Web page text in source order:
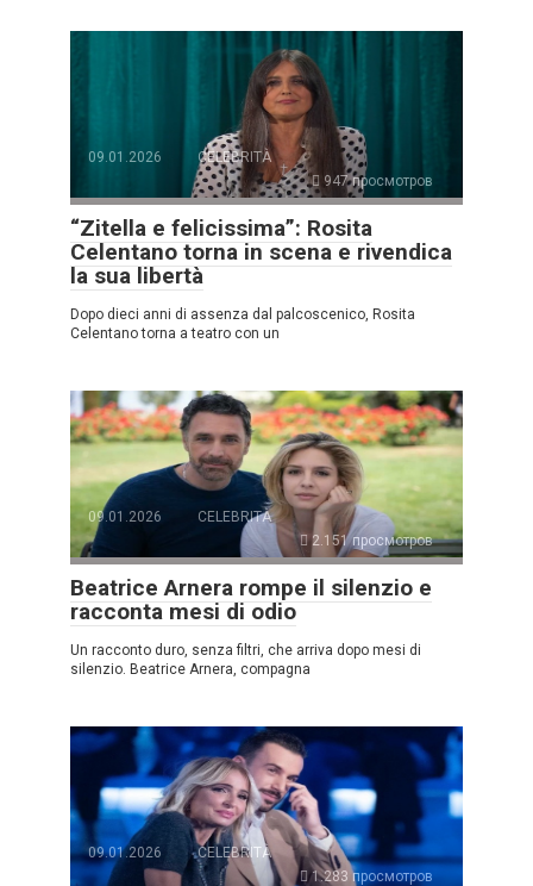
09.01.2026
CELEBRITÀ
947 просмотров
“Zitella e felicissima”: Rosita
Celentano torna in scena e rivendica
la sua libertà
Dopo dieci anni di assenza dal palcoscenico, Rosita
Celentano torna a teatro con un
09.01.2026
CELEBRITÀ
2.151 просмотров
Beatrice Arnera rompe il silenzio e
racconta mesi di odio
Un racconto duro, senza filtri, che arriva dopo mesi di
silenzio. Beatrice Arnera, compagna
09.01.2026
CELEBRITÀ
1.283 просмотров